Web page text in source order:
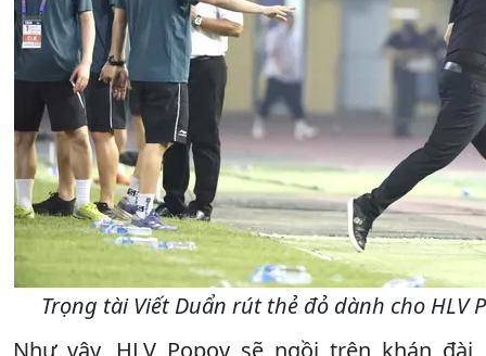
Trọng tài Viết Duẩn rút thẻ đỏ dành cho HLV
Như vậy, HLV Popov sẽ ngồi trên khán đài